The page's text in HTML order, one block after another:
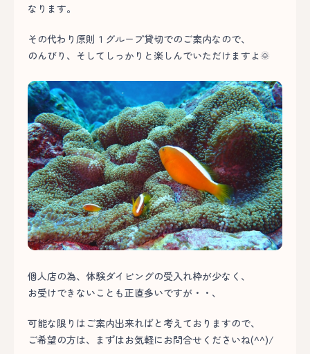
なります。
その代わり原則１グループ貸切でのご案内なので、
のんびり、そしてしっかりと楽しんでいただけますよ🌞
個人店の為、体験ダイビングの受入れ枠が少なく、
お受けできないことも正直多いですが・・、
可能な限りはご案内出来ればと考えておりますので、
ご希望の方は、まずはお気軽にお問合せくださいね(^^)/